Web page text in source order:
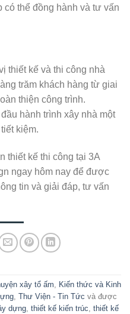
thể đồng hành và tư vấn
thiết kế và thi công nhà
trăm khách hàng từ giai
thiện công trình.
hành trình xây nhà một
kiệm.
thiết kế thi công tại 3A
ngay hôm nay để được
tin và giải đáp, tư vấn
xây tổ ấm, Kiến thức và Kinh
, Thư Viện - Tin Tức và được
dựng, thiết kế kiến trúc, thiết kế